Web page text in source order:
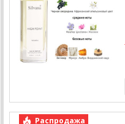
Распродажа